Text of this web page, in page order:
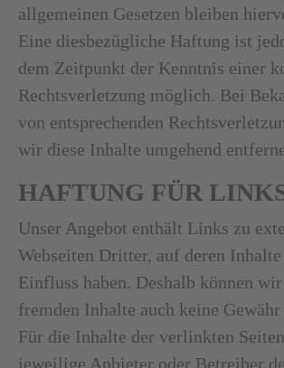
allgemeinen Gesetzen bleiben
Eine diesbezügliche Haftung ist
dem Zeitpunkt der Kenntnis einer
Rechtsverletzung möglich. Bei
von entsprechenden
wir diese Inhalte umgehend
HAFTUNG FÜR
Unser Angebot enthält Links zu
Webseiten Dritter, auf deren
Einfluss haben. Deshalb können
fremden Inhalte auch keine Gewähr
Für die Inhalte der verlinkten
jeweilige Anbieter oder Betreiber